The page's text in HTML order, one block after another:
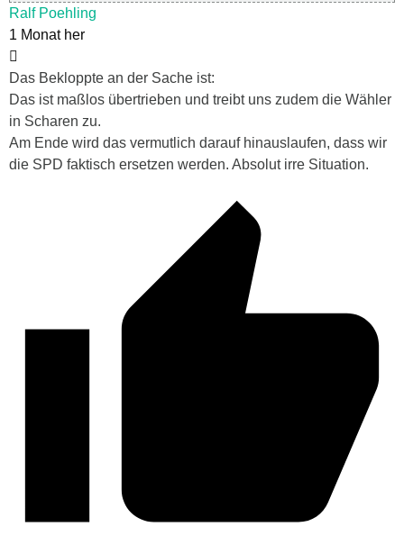
Ralf Poehling
1 Monat her
Das Bekloppte an der Sache ist:
Das ist maßlos übertrieben und treibt uns zudem die Wähler
in Scharen zu.
Am Ende wird das vermutlich darauf hinauslaufen, dass wir
die SPD faktisch ersetzen werden. Absolut irre Situation.